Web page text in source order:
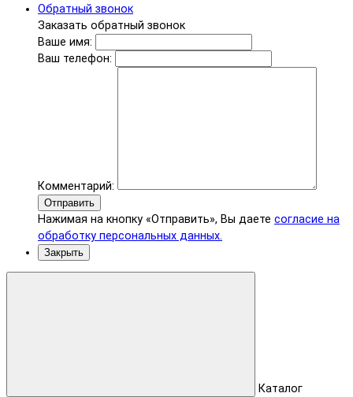
Обратный звонок
Заказать обратный звонок
Ваше имя:
Ваш телефон:
Комментарий:
Отправить
Нажимая на кнопку «Отправить», Вы даете согласие на
обработку персональных данных.
Закрыть
Каталог